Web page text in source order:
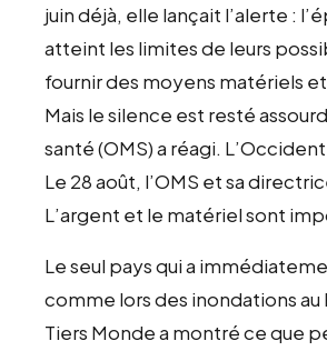
juin déjà, elle lançait l’alerte :
atteint les limites de leurs
fournir des moyens matériels
Mais le silence est resté
santé (OMS) a réagi.
Le 28 août, l’OMS et sa
L’argent et le matériel sont
Le seul pays qui a
comme lors des inondations
Tiers Monde a montré ce que